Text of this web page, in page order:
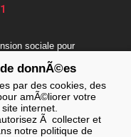
sociale pour
: la
donnÃ©es
par des cookies, des
amÃ©liorer votre
internet.
Ã collecter et
notre politique de